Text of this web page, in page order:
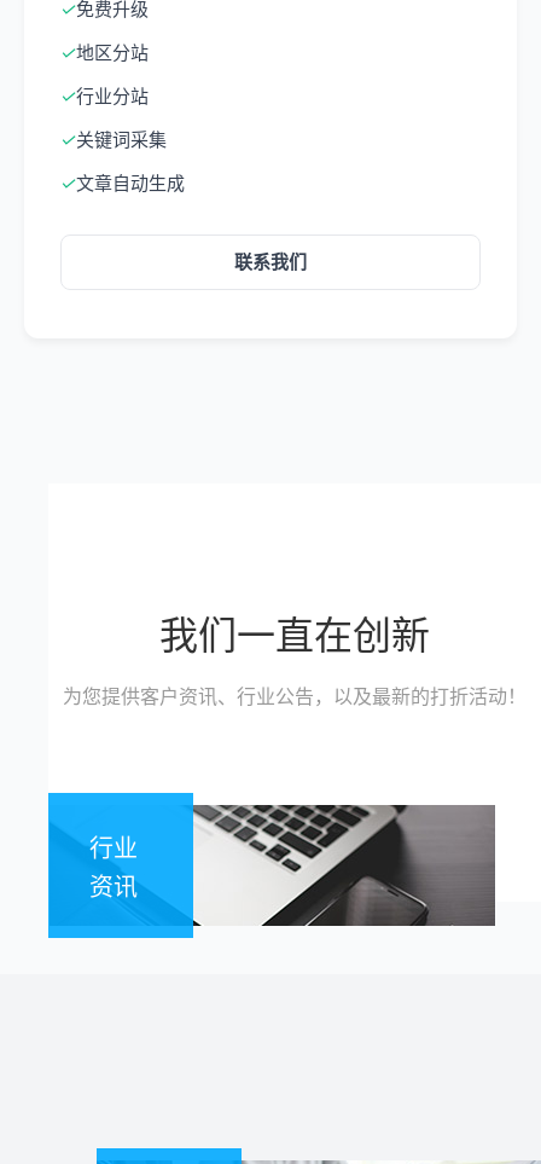
✓免费升级
✓地区分站
✓行业分站
✓关键词采集
✓文章自动生成
联系我们
我们一直在创新
为您提供客户资讯、行业公告，以及最新的打折活动！
行业
资讯